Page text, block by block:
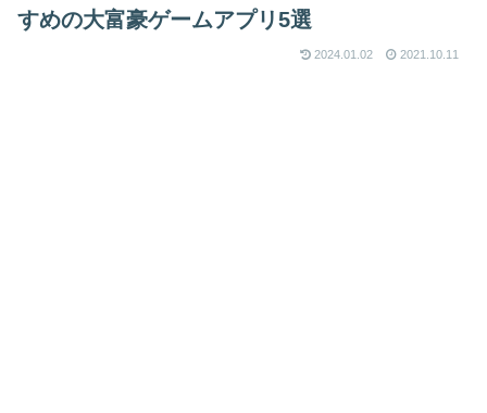
すめの大富豪ゲームアプリ5選
2024.01.02 2021.10.11